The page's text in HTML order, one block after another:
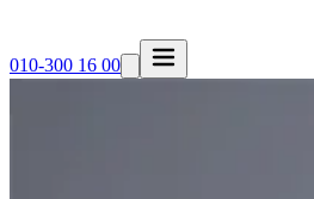
010-300 16 00